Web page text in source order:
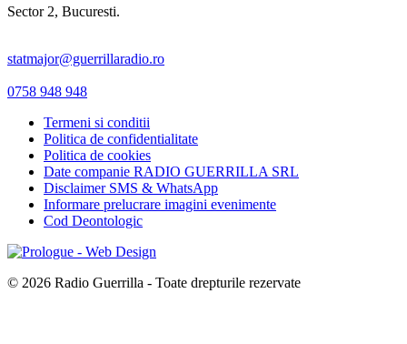
Sector 2, Bucuresti.
statmajor@guerrillaradio.ro
0758 948 948
Termeni si conditii
Politica de confidentialitate
Politica de cookies
Date companie RADIO GUERRILLA SRL
Disclaimer SMS & WhatsApp
Informare prelucrare imagini evenimente
Cod Deontologic
© 2026 Radio Guerrilla - Toate drepturile rezervate